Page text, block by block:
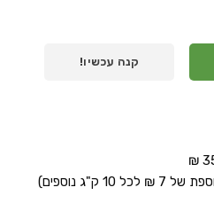
קנה עכשיו!